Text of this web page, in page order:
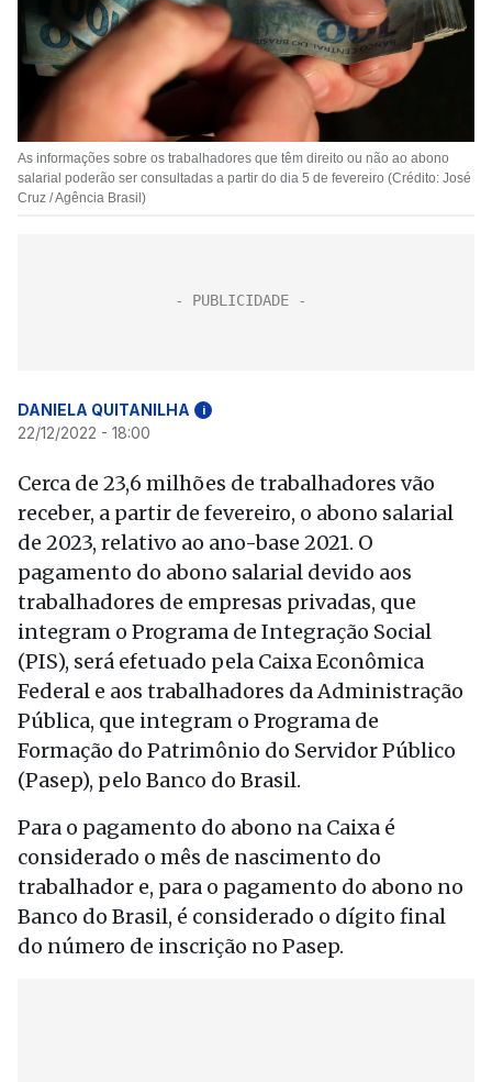
As informações sobre os trabalhadores que têm direito ou não ao abono
salarial poderão ser consultadas a partir do dia 5 de fevereiro (Crédito: José
Cruz / Agência Brasil)
DANIELA QUITANILHA i
22/12/2022 - 18:00
Cerca de 23,6 milhões de trabalhadores vão
receber, a partir de fevereiro, o abono salarial
de 2023, relativo ao ano-base 2021. O
pagamento do abono salarial devido aos
trabalhadores de empresas privadas, que
integram o Programa de Integração Social
(PIS), será efetuado pela Caixa Econômica
Federal e aos trabalhadores da Administração
Pública, que integram o Programa de
Formação do Patrimônio do Servidor Público
(Pasep), pelo Banco do Brasil.
Para o pagamento do abono na Caixa é
considerado o mês de nascimento do
trabalhador e, para o pagamento do abono no
Banco do Brasil, é considerado o dígito final
do número de inscrição no Pasep.